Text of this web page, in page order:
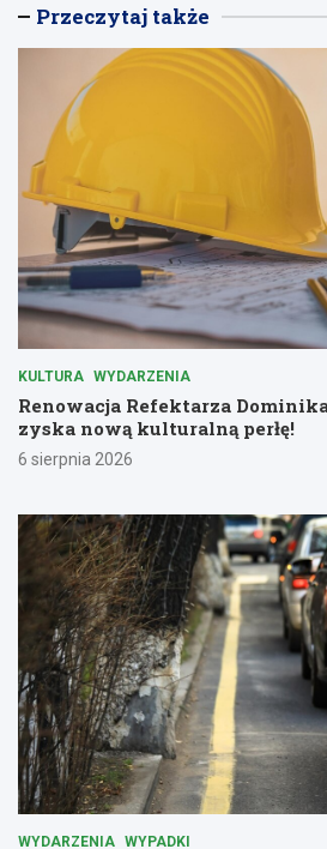
Przeczytaj także
KULTURA WYDARZENIA
Renowacja Refektarza
zyska nową kulturalną perłę!
6 sierpnia 2026
WYDARZENIA WYPADKI